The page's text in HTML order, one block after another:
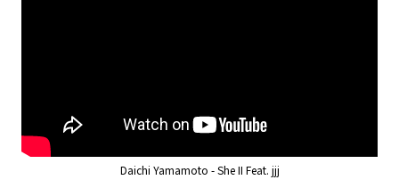
Daichi Yamamoto - She II Feat. jjj